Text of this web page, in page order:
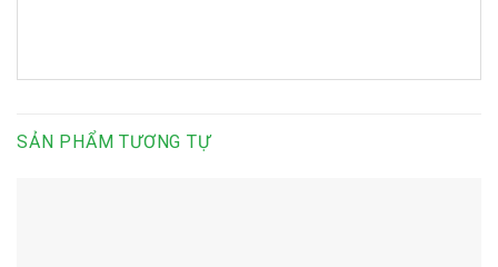
SẢN PHẨM TƯƠNG TỰ